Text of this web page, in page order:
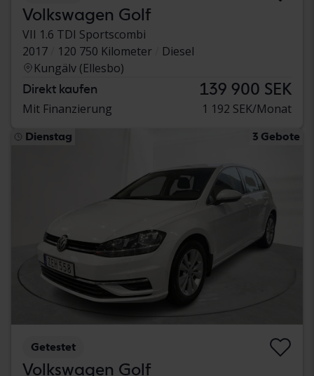
Volkswagen Golf
VII 1.6 TDI Sportscombi
2017
120 750 Kilometer
Diesel
Kungälv (Ellesbo)
Direkt kaufen 139 900 SEK
Mit Finanzierung 1 192 SEK/Monat
Dienstag 3 Gebote
Getestet
Volkswagen Golf